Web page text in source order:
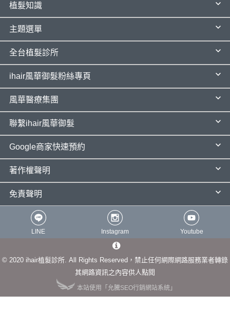
植髮知識
主題選單
全台植髮診所
ihair風華御髮粉絲專頁
風華醫療集團
聯繫ihair風華御髮
Google商家快速預約
著作權聲明
免責聲明
LINE Instagram Youtube
© 2020 ihair植髮診所. All Rights Reserved，禁止任何網際網路服務業者轉錄
其網路資訊之內容供人點閱
本站使用「允騰SEO行銷網站系統」